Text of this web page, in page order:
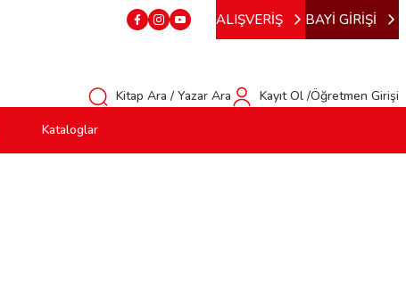
ALIŞVERİŞ BAYİ GİRİŞİ
Kitap Ara / Yazar Ara
Kayıt Ol /Öğretmen Girişi
Kataloglar